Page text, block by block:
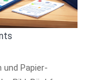
und Papier-